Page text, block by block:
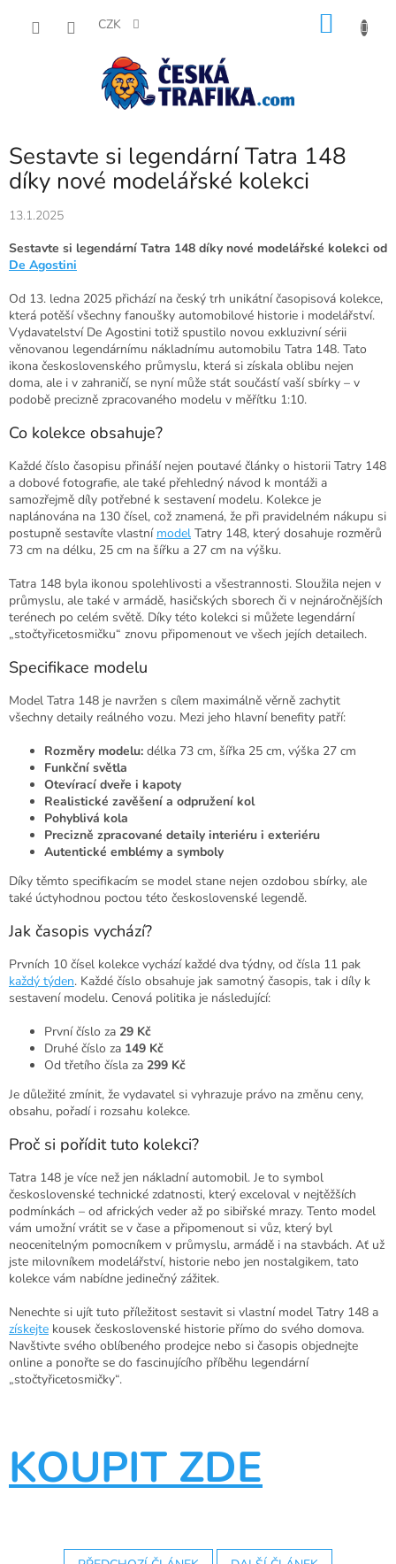
CZK
Sestavte si legendární Tatra 148
díky nové modelářské kolekci
13.1.2025
Sestavte si legendární Tatra 148 díky nové modelářské kolekci od
De Agostini
Od 13. ledna 2025 přichází na český trh unikátní časopisová kolekce,
která potěší všechny fanoušky automobilové historie i modelářství.
Vydavatelství De Agostini totiž spustilo novou exkluzivní sérii
věnovanou legendárnímu nákladnímu automobilu Tatra 148. Tato
ikona československého průmyslu, která si získala oblibu nejen
doma, ale i v zahraničí, se nyní může stát součástí vaší sbírky – v
podobě precizně zpracovaného modelu v měřítku 1:10.
Co kolekce obsahuje?
Každé číslo časopisu přináší nejen poutavé články o historii Tatry 148
a dobové fotografie, ale také přehledný návod k montáži a
samozřejmě díly potřebné k sestavení modelu. Kolekce je
naplánována na 130 čísel, což znamená, že při pravidelném nákupu si
postupně sestavíte vlastní model Tatry 148, který dosahuje rozměrů
73 cm na délku, 25 cm na šířku a 27 cm na výšku.
Tatra 148 byla ikonou spolehlivosti a všestrannosti. Sloužila nejen v
průmyslu, ale také v armádě, hasičských sborech či v nejnáročnějších
terénech po celém světě. Díky této kolekci si můžete legendární
„stočtyřicetosmičku“ znovu připomenout ve všech jejích detailech.
Specifikace modelu
Model Tatra 148 je navržen s cílem maximálně věrně zachytit
všechny detaily reálného vozu. Mezi jeho hlavní benefity patří:
Rozměry modelu: délka 73 cm, šířka 25 cm, výška 27 cm
Funkční světla
Otevírací dveře i kapoty
Realistické zavěšení a odpružení kol
Pohyblivá kola
Precizně zpracované detaily interiéru i exteriéru
Autentické emblémy a symboly
Díky těmto specifikacím se model stane nejen ozdobou sbírky, ale
také úctyhodnou poctou této československé legendě.
Jak časopis vychází?
Prvních 10 čísel kolekce vychází každé dva týdny, od čísla 11 pak
každý týden. Každé číslo obsahuje jak samotný časopis, tak i díly k
sestavení modelu. Cenová politika je následující:
První číslo za 29 Kč
Druhé číslo za 149 Kč
Od třetího čísla za 299 Kč
Je důležité zmínit, že vydavatel si vyhrazuje právo na změnu ceny,
obsahu, pořadí i rozsahu kolekce.
Proč si pořídit tuto kolekci?
Tatra 148 je více než jen nákladní automobil. Je to symbol
československé technické zdatnosti, který exceloval v nejtěžších
podmínkách – od afrických veder až po sibiřské mrazy. Tento model
vám umožní vrátit se v čase a připomenout si vůz, který byl
neocenitelným pomocníkem v průmyslu, armádě i na stavbách. Ať už
jste milovníkem modelářství, historie nebo jen nostalgikem, tato
kolekce vám nabídne jedinečný zážitek.
Nenechte si ujít tuto příležitost sestavit si vlastní model Tatry 148 a
získejte kousek československé historie přímo do svého domova.
Navštivte svého oblíbeného prodejce nebo si časopis objednejte
online a ponořte se do fascinujícího příběhu legendární
„stočtyřicetosmičky“.
KOUPIT ZDE